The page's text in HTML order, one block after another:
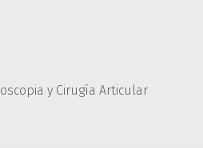
y Cirugía Articular